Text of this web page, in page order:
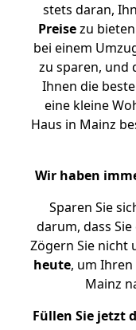
stets daran,
Preisezu
bei einem
zu sparen, und
Ihnen die
eine kleine
Haus in Mainz
Wir haben
Sparen Sie
darum, dass
Zögern Sie nicht
heute, um
Mainz
Füllen Sie jetzt